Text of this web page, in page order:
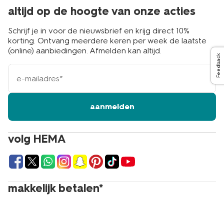
volg HEMA
makkelijk betalen*
altijd op de hoogte van onze acties
Schrijf je in voor de nieuwsbrief en krijg direct 10%
korting. Ontvang meerdere keren per week de laatste
(online) aanbiedingen. Afmelden kan altijd.
e-
mailadres
aanmelden
Feedback